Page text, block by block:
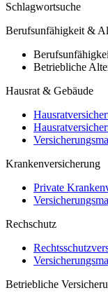
Schlagwortsuche
Berufsunfähigkeit &
Betriebliche
Hausrat & Gebäude
Krankenversicherung
Private
Rechschutz
Betriebliche